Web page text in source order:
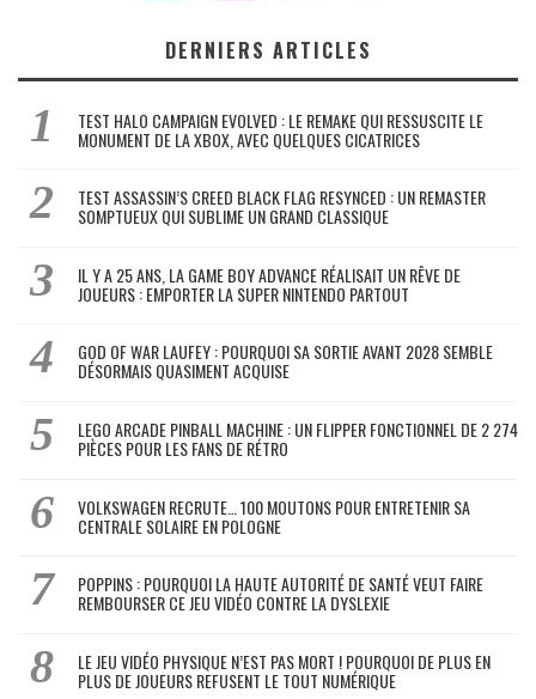
DERNIERS ARTICLES
TEST HALO CAMPAIGN EVOLVED : LE REMAKE QUI RESSUSCITE LE
MONUMENT DE LA XBOX, AVEC QUELQUES CICATRICES
TEST ASSASSIN’S CREED BLACK FLAG RESYNCED : UN REMASTER
SOMPTUEUX QUI SUBLIME UN GRAND CLASSIQUE
IL Y A 25 ANS, LA GAME BOY ADVANCE RÉALISAIT UN RÊVE DE
JOUEURS : EMPORTER LA SUPER NINTENDO PARTOUT
GOD OF WAR LAUFEY : POURQUOI SA SORTIE AVANT 2028 SEMBLE
DÉSORMAIS QUASIMENT ACQUISE
LEGO ARCADE PINBALL MACHINE : UN FLIPPER FONCTIONNEL DE 2 274
PIÈCES POUR LES FANS DE RÉTRO
VOLKSWAGEN RECRUTE… 100 MOUTONS POUR ENTRETENIR SA
CENTRALE SOLAIRE EN POLOGNE
POPPINS : POURQUOI LA HAUTE AUTORITÉ DE SANTÉ VEUT FAIRE
REMBOURSER CE JEU VIDÉO CONTRE LA DYSLEXIE
LE JEU VIDÉO PHYSIQUE N’EST PAS MORT ! POURQUOI DE PLUS EN
PLUS DE JOUEURS REFUSENT LE TOUT NUMÉRIQUE